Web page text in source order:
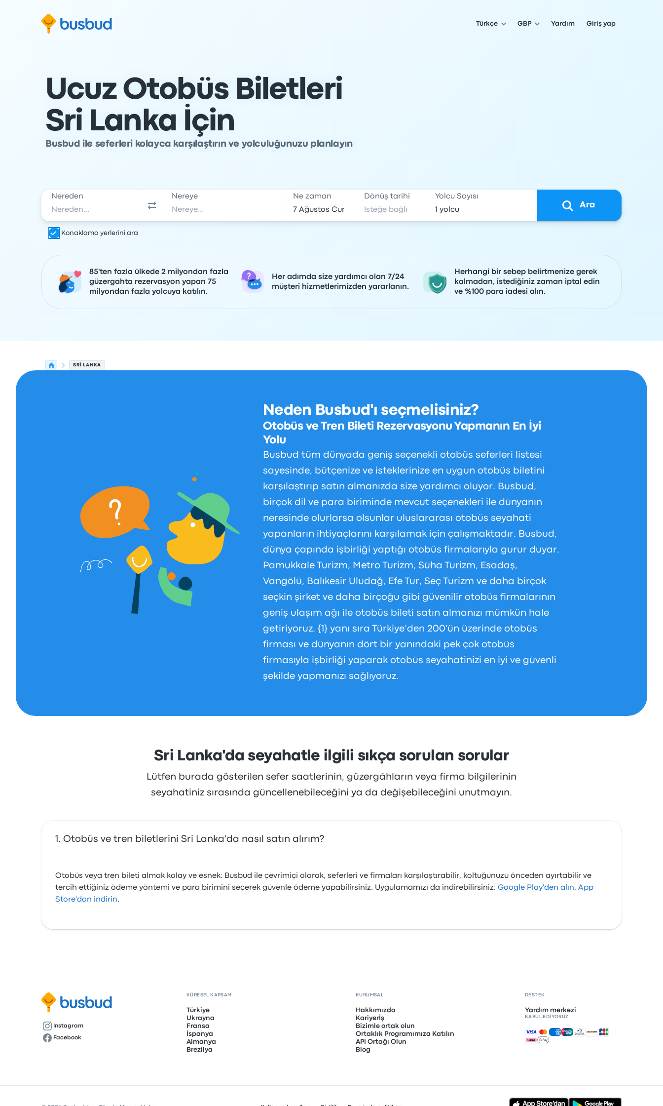
Arama formuna geç
İçeriğe geç
Alt bilgiye geç
Türkçe GBP Yardım Giriş yap
Ucuz Otobüs Biletleri
Sri Lanka İçin
Busbud ile seferleri kolayca karşılaştırın ve yolculuğunuzu planlayın
Nereden Nereye Ne zaman Dönüş tarihi Yolcu Sayısı
Ara
Konaklama yerlerini ara
85'ten fazla ülkede 2 milyondan fazla
güzergahta rezervasyon yapan 75
milyondan fazla yolcuya katılın.
Her adımda size yardımcı olan 7/24
müşteri hizmetlerimizden yararlanın.
Herhangi bir sebep belirtmenize gerek
kalmadan, istediğiniz zaman iptal edin
ve %100 para iadesi alın.
SRI LANKA
Neden Busbud'ı seçmelisiniz?
Otobüs ve Tren Bileti Rezervasyonu Yapmanın En İyi
Yolu
Busbud tüm dünyada geniş seçenekli otobüs seferleri listesi
sayesinde, bütçenize ve isteklerinize en uygun otobüs biletini
karşılaştırıp satın almanızda size yardımcı oluyor. Busbud,
birçok dil ve para biriminde mevcut seçenekleri ile dünyanın
neresinde olurlarsa olsunlar uluslararası otobüs seyahati
yapanların ihtiyaçlarını karşılamak için çalışmaktadır. Busbud,
dünya çapında işbirliği yaptığı otobüs firmalarıyla gurur duyar.
Pamukkale Turizm, Metro Turizm, Süha Turizm, Esadaş,
Vangölü, Balıkesir Uludağ, Efe Tur, Seç Turizm ve daha birçok
seçkin şirket ve daha birçoğu gibi güvenilir otobüs firmalarının
geniş ulaşım ağı ile otobüs bileti satın almanızı mümkün hale
getiriyoruz. {1} yanı sıra Türkiye’den 200'ün üzerinde otobüs
firması ve dünyanın dört bir yanındaki pek çok otobüs
firmasıyla işbirliği yaparak otobüs seyahatinizi en iyi ve güvenli
şekilde yapmanızı sağlıyoruz.
Sri Lanka'da seyahatle ilgili sıkça sorulan sorular
Lütfen burada gösterilen sefer saatlerinin, güzergâhların veya firma bilgilerinin
seyahatiniz sırasında güncellenebileceğini ya da değişebileceğini unutmayın.
Otobüs ve tren biletlerini Sri Lanka'da nasıl satın alırım?
Otobüs veya tren bileti almak kolay ve esnek: Busbud ile çevrimiçi olarak, seferleri ve firmaları karşılaştırabilir, koltuğunuzu önceden ayırtabilir ve
tercih ettiğiniz ödeme yöntemi ve para birimini seçerek güvenle ödeme yapabilirsiniz. Uygulamamızı da indirebilirsiniz: Google Play'den alın, App
Store'dan indirin.
Instagram
Facebook
KÜRESEL KAPSAM
Türkiye
Ukrayna
Fransa
İspanya
Almanya
Brezilya
KURUMSAL
Hakkımızda
Kariyerİş
Bizimle ortak olun
Ortaklık Programımıza Katılın
API Ortağı Olun
Blog
DESTEK
Yardım merkezi
KABUL EDIYORUZ
Kabul edilen ödemeler